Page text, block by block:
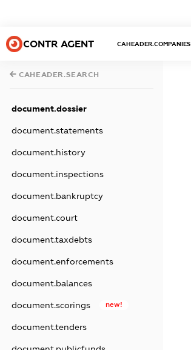
CONTR AGENT CAHEADER.COMPANIES
CAHEADER.SEARCH
document.dossier
document.statements
document.history
document.inspections
document.bankruptcy
document.court
document.taxdebts
document.enforcements
document.balances
document.scorings new!
document.tenders